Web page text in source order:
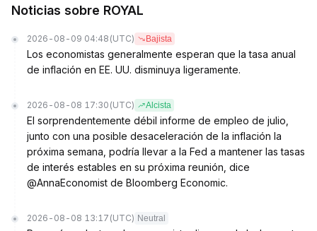
Noticias sobre ROYAL
2026-08-09 04:48 (UTC) Bajista
Los economistas generalmente esperan que la tasa anual
de inflación en EE. UU. disminuya ligeramente.
2026-08-08 17:30 (UTC) Alcista
El sorprendentemente débil informe de empleo de julio,
junto con una posible desaceleración de la inflación la
próxima semana, podría llevar a la Fed a mantener las tasas
de interés estables en su próxima reunión, dice
@AnnaEconomist de Bloomberg Economic.
2026-08-08 13:17 (UTC) Neutral